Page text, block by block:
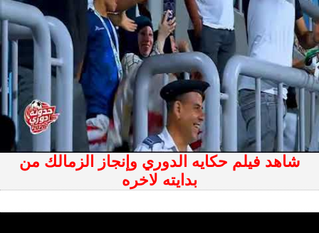
شاهد فيلم حكايه الدوري وإنجاز الزمالك من
بدايته لاخره